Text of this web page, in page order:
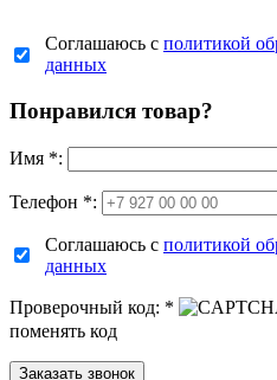
Соглашаюсь с политикой
данных
Понравился товар?
Имя *:
Телефон *:
Соглашаюсь с политикой
данных
Проверочный код: *
поменять код